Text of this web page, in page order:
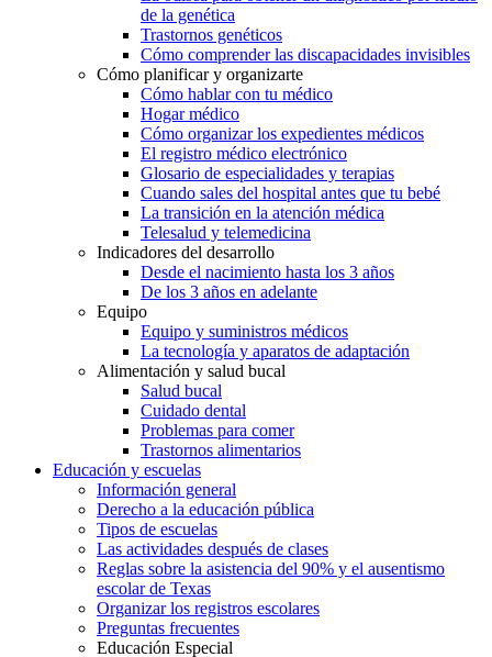
de la genética
Trastornos genéticos
Cómo comprender las discapacidades invisibles
Cómo planificar y organizarte
Cómo hablar con tu médico
Hogar médico
Cómo organizar los expedientes médicos
El registro médico electrónico
Glosario de especialidades y terapias
Cuando sales del hospital antes que tu bebé
La transición en la atención médica
Telesalud y telemedicina
Indicadores del desarrollo
Desde el nacimiento hasta los 3 años
De los 3 años en adelante
Equipo
Equipo y suministros médicos
La tecnología y aparatos de adaptación
Alimentación y salud bucal
Salud bucal
Cuidado dental
Problemas para comer
Trastornos alimentarios
Educación y escuelas
Información general
Derecho a la educación pública
Tipos de escuelas
Las actividades después de clases
Reglas sobre la asistencia del 90% y el ausentismo
escolar de Texas
Organizar los registros escolares
Preguntas frecuentes
Educación Especial